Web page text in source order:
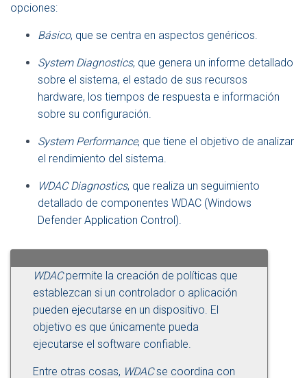
opciones:
Básico, que se centra en aspectos genéricos.
System Diagnostics, que genera un informe detallado
sobre el sistema, el estado de sus recursos
hardware, los tiempos de respuesta e información
sobre su configuración.
System Performance, que tiene el objetivo de analizar
el rendimiento del sistema.
WDAC Diagnostics, que realiza un seguimiento
detallado de componentes WDAC (Windows
Defender Application Control).
WDACpermite la creación de políticas que
establezcan si un controlador o aplicación
pueden ejecutarse en un dispositivo. El
objetivo es que únicamente pueda
ejecutarse el software confiable.
Entre otras cosas, WDACse coordina con